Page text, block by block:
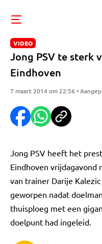
VIDEO
Jong PSV te sterk
Eindhoven
7 maart 2014 om 22:56 •
Jong PSV heeft het
Eindhoven vrijdagavond
van trainer Darije
geworpen nadat
thuisploeg met een
doelpunt had ingeleid.